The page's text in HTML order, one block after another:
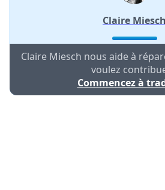
Claire Miesch
Claire Miesch nous aide à
voulez
Commencez à